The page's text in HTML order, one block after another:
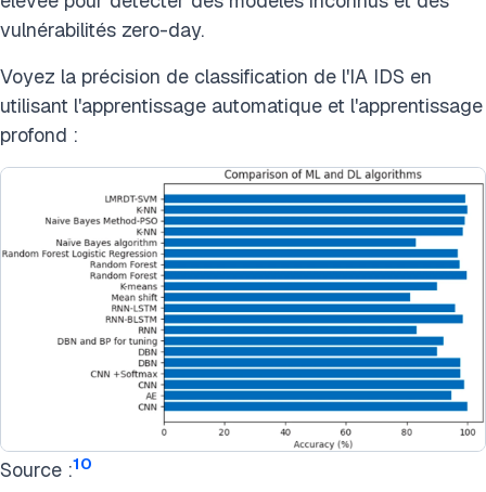
vulnérabilités zero-day.
Voyez la précision de classification de l'IA IDS en
utilisant l'apprentissage automatique et l'apprentissage
profond :
Source :10